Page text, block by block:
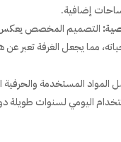
إضافية.
التصميم المخصص
مما يجعل الغرفة تعبر
المواد المستخدمة والحرفية
اليومي لسنوات طويلة